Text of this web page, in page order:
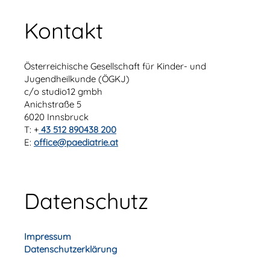
Kontakt
Österreichische Gesellschaft für Kinder- und
Jugendheilkunde (ÖGKJ)
c/o studio12 gmbh
Anichstraße 5
6020 Innsbruck
T: + 43 512 890438 200
E: office@paediatrie.at
Datenschutz
Impressum
Datenschutzerklärung